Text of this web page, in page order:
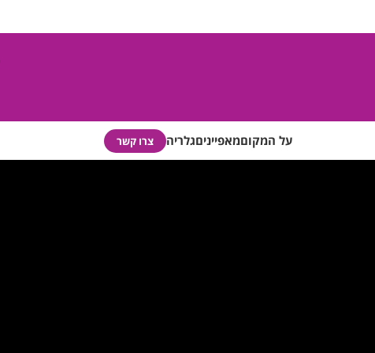
על המקוםמאפייניםגלריה צרו קשר